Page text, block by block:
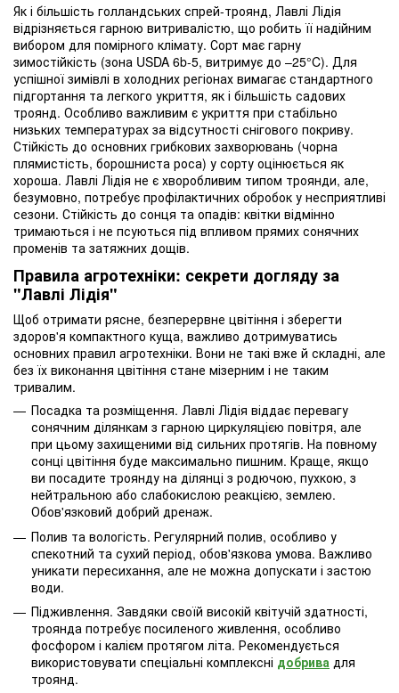
Як і більшість голландських спрей-троянд, Лавлі Лідія
відрізняється гарною витривалістю, що робить її надійним
вибором для помірного клімату. Сорт має гарну
зимостійкість (зона USDA 6b-5, витримує до –25°C). Для
успішної зимівлі в холодних регіонах вимагає стандартного
підгортання та легкого укриття, як і більшість садових
троянд. Особливо важливим є укриття при стабільно
низьких температурах за відсутності снігового покриву.
Стійкість до основних грибкових захворювань (чорна
плямистість, борошниста роса) у сорту оцінюється як
хороша. Лавлі Лідія не є хворобливим типом троянди, але,
безумовно, потребує профілактичних обробок у несприятливі
сезони. Стійкість до сонця та опадів: квітки відмінно
тримаються і не псуються під впливом прямих сонячних
променів та затяжних дощів.
Правила агротехніки: секрети догляду за
"Лавлі Лідія"
Щоб отримати рясне, безперервне цвітіння і зберегти
здоров'я компактного куща, важливо дотримуватись
основних правил агротехніки. Вони не такі вже й складні, але
без їх виконання цвітіння стане мізерним і не таким
тривалим.
Посадка та розміщення. Лавлі Лідія віддає перевагу
сонячним ділянкам з гарною циркуляцією повітря, але
при цьому захищеними від сильних протягів. На повному
сонці цвітіння буде максимально пишним. Краще, якщо
ви посадите троянду на ділянці з родючою, пухкою, з
нейтральною або слабокислою реакцією, землею.
Обов'язковий добрий дренаж.
Полив та вологість. Регулярний полив, особливо у
спекотний та сухий період, обов'язкова умова. Важливо
уникати пересихання, але не можна допускати і застою
води.
Підживлення. Завдяки своїй високій квітучій здатності,
троянда потребує посиленого живлення, особливо
фосфором і калієм протягом літа. Рекомендується
використовувати спеціальні комплексні добрива для
троянд.